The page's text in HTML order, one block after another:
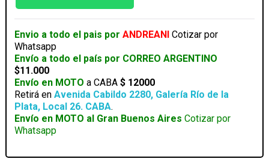
Envio a todo el pais por ANDREANI Cotizar por
Whatsapp
Envío a todo el país por CORREO ARGENTINO
$11.000
Envío en MOTO a CABA$ 12000
Retirá enAvenida Cabildo 2280, Galería Río de la
Plata, Local 26. CABA.
Envío en MOTO al Gran Buenos Aires Cotizar por
Whatsapp